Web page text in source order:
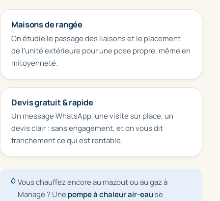
Maisons de rangée
On étudie le passage des liaisons et le placement
de l'unité extérieure pour une pose propre, même en
mitoyenneté.
Devis gratuit & rapide
Un message WhatsApp, une visite sur place, un
devis clair : sans engagement, et on vous dit
franchement ce qui est rentable.
Vous chauffez encore au mazout ou au gaz à
Manage ? Une pompe à chaleur air-eause